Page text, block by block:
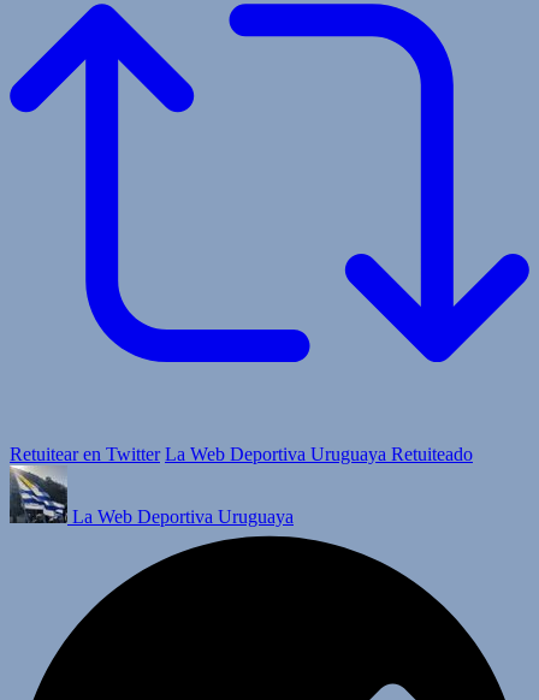
Retuitear en Twitter La Web Deportiva Uruguaya Retuiteado
La Web Deportiva Uruguaya